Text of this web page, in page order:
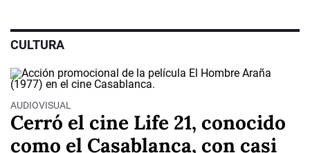
CULTURA
AUDIOVISUAL
Cerró el cine Life 21, conocido
como el Casablanca, con casi